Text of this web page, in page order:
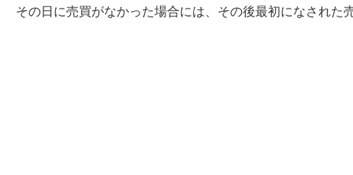
その日に売買がなかった場合には、その後最初になされた